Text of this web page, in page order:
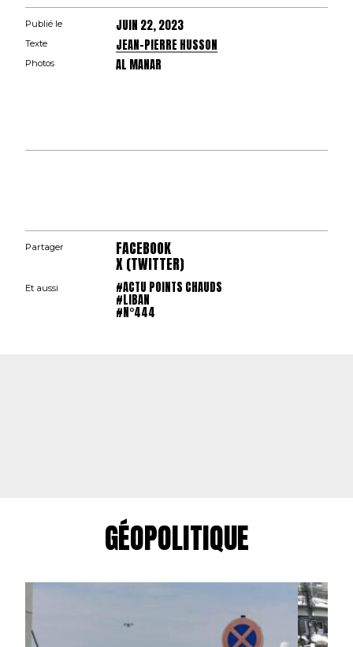
Publié le JUIN 22, 2023
Texte JEAN-PIERRE HUSSON
Photos AL MANAR
Partager FACEBOOK
X (TWITTER)
Et aussi #ACTU POINTS CHAUDS
#LIBAN
#N°444
GÉOPOLITIQUE